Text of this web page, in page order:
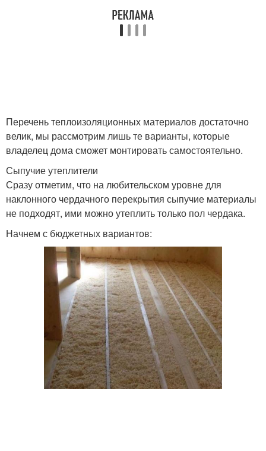
Перечень теплоизоляционных материалов достаточно
велик, мы рассмотрим лишь те варианты, которые
владелец дома сможет монтировать самостоятельно.
Сыпучие утеплители
Сразу отметим, что на любительском уровне для
наклонного чердачного перекрытия сыпучие материалы
не подходят, ими можно утеплить только пол чердака.
Начнем с бюджетных вариантов: